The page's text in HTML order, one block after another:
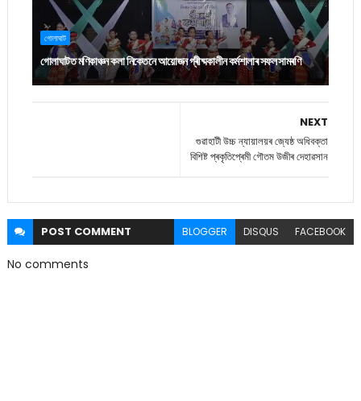
গোলাঘাট
গোলাঘাটত মণিকাঞ্চন কলা নিকেতনে আয়োজন গ্ৰীষ্মকালীন কৰ্মশালাৰ সফল সামৰণি
NEXT
গুৱাহাটী উচ্চ ন্যায়ালয়ৰ জ্যেষ্ঠ অধিবক্তা
বিশিষ্ট প্ৰকৃতিপ্ৰেমী গৌতম উজীৰ দেহাৱসান
POST COMMENT BLOGGER DISQUS FACEBOOK
No comments